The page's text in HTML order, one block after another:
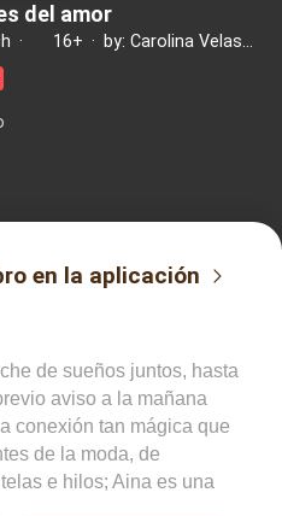
del amor
· 16+ ·
en la aplicación
de sueños juntos, hasta
aviso a la mañana
conexión tan mágica que
de la moda, de
e hilos; Aina es una